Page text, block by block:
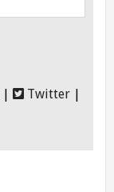
Twitter